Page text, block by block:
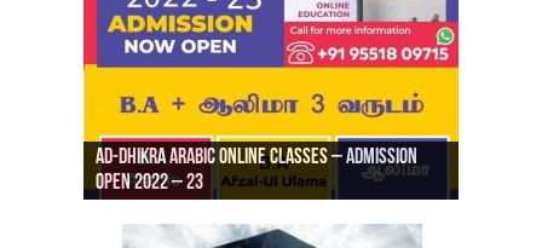
Ad-Dhikra Arabic Online Classes – Admission
Open 2022 – 23
Ad-Dhikra Arabic Online Classes – BA Arabic
AD DHIKRA ARABIC COLLEGE ADMISSION
ரியாத் ஜும்ஆ தமிழாக்கம், Jamia Al Hajiri
Masjid (Kuwait Masjid), Malaz, Riyadh